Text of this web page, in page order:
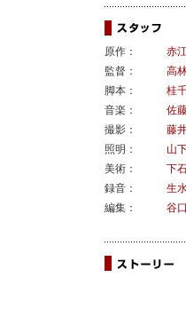
原作：
赤
監督：
高
脚本：
桂
音楽：
佐
撮影：
藤
照明：
山
美術：
下
録音：
生
編集：
谷